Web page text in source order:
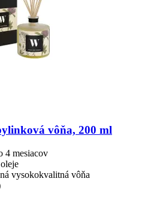
vôňa, 200 ml
4 mesiacov
vysokokvalitná vôňa